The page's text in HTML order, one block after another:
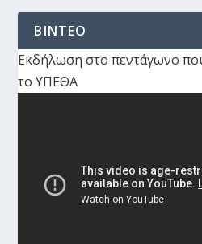
ΒΙΝΤΕΟ
Εκδήλωση στο πεντάγωνο
το ΥΠΕΘΑ